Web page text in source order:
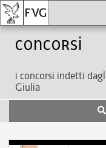
Concorsi
i concorsi indetti
Giulia